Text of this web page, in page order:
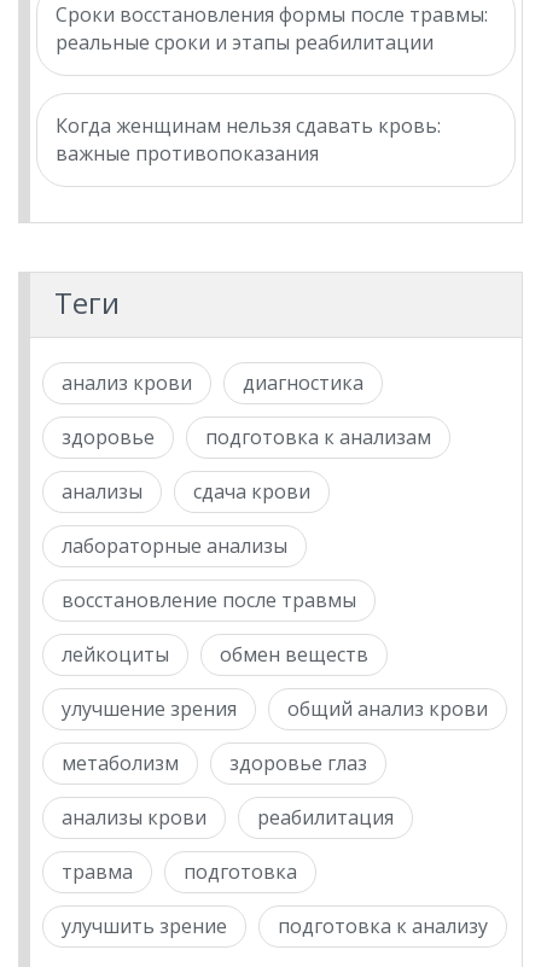
Сроки восстановления формы после травмы:
реальные сроки и этапы реабилитации
Когда женщинам нельзя сдавать кровь:
важные противопоказания
Теги
анализ крови диагностика
здоровье подготовка к анализам
анализы сдача крови
лабораторные анализы
восстановление после травмы
лейкоциты обмен веществ
улучшение зрения общий анализ крови
метаболизм здоровье глаз
анализы крови реабилитация
травма подготовка
улучшить зрение подготовка к анализу